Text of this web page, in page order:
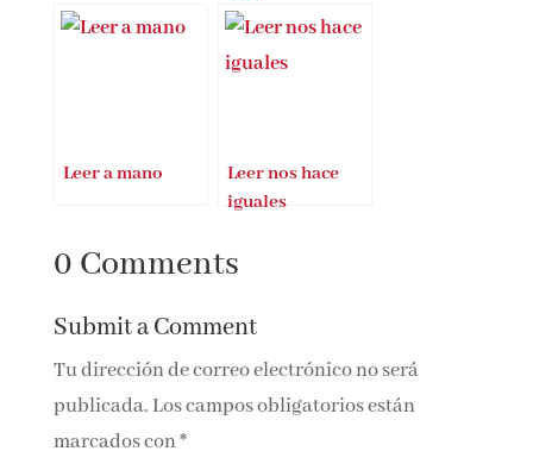
Leer a mano
Leer nos hace
iguales
0 Comments
Submit a Comment
Tu dirección de correo electrónico no será
publicada. Los campos obligatorios están
marcados con*